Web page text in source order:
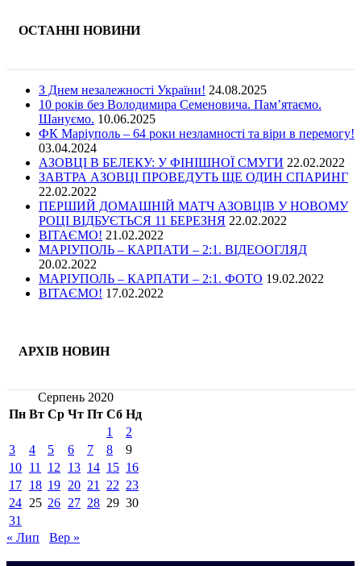
ОСТАННІ НОВИНИ
З Днем незалежності України! 24.08.2025
10 років без Володимира Семеновича. Пам’ятаємо.
Шануємо. 10.06.2025
ФК Маріуполь – 64 роки незламності та віри в перемогу!
03.04.2024
АЗОВЦІ В БЕЛЕКУ: У ФІНІШНОЇ СМУГИ 22.02.2022
ЗАВТРА АЗОВЦІ ПРОВЕДУТЬ ЩЕ ОДИН СПАРИНГ
22.02.2022
ПЕРШИЙ ДОМАШНІЙ МАТЧ АЗОВЦІВ У НОВОМУ
РОЦІ ВІДБУЄТЬСЯ 11 БЕРЕЗНЯ 22.02.2022
ВІТАЄМО! 21.02.2022
МАРІУПОЛЬ – КАРПАТИ – 2:1. ВІДЕООГЛЯД
20.02.2022
МАРІУПОЛЬ – КАРПАТИ – 2:1. ФОТО 19.02.2022
ВІТАЄМО! 17.02.2022
АРХІВ НОВИН
Серпень 2020
Пн Вт Ср Чт Пт Сб Нд
1
2
3
4 5 6 7 8
9
10 11 12 13 14 15 16
17 18 19 20 21 22 23
24 25 26 27 28 29 30
31
« Лип
Вер »